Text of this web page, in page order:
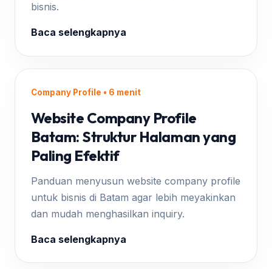
bisnis.
Baca selengkapnya
Company Profile • 6 menit
Website Company Profile
Batam: Struktur Halaman yang
Paling Efektif
Panduan menyusun website company profile
untuk bisnis di Batam agar lebih meyakinkan
dan mudah menghasilkan inquiry.
Baca selengkapnya